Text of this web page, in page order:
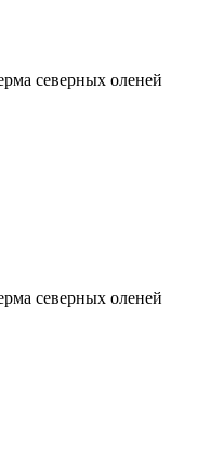
северных оленей
северных оленей